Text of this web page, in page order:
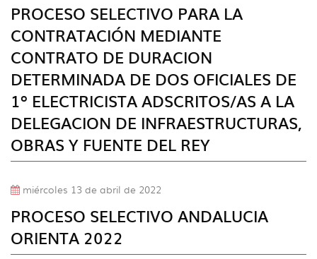
PROCESO SELECTIVO PARA LA
CONTRATACIÓN MEDIANTE
CONTRATO DE DURACION
DETERMINADA DE DOS OFICIALES DE
1º ELECTRICISTA ADSCRITOS/AS A LA
DELEGACION DE INFRAESTRUCTURAS,
OBRAS Y FUENTE DEL REY
miércoles 13 de abril de 2022
PROCESO SELECTIVO ANDALUCIA
ORIENTA 2022